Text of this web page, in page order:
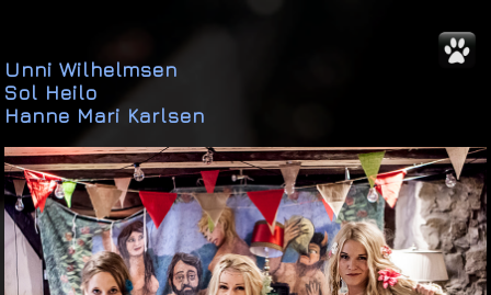
BACK
TO
Unni Wilhelmsen
Sol Heilo
Hanne Mari Karlsen